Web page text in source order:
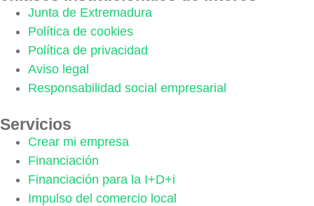
Junta de Extremadura
Política de cookies
Política de privacidad
Aviso legal
Responsabilidad social empresarial
Servicios
Crear mi empresa
Financiación
Financiación para la I+D+i
Impulso del comercio local